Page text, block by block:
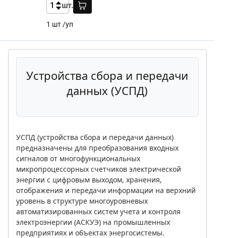
1 шт /уп
шт.
Устройства сбора и передачи
данных (УСПД)
УСПД (устройства сбора и передачи данных)
предназначены для преобразования входных
сигналов от многофункциональных
микропроцессорных счетчиков электрической
энергии с цифровым выходом, хранения,
отображения и передачи информации на верхний
уровень в структуре многоуровневых
автоматизированных систем учета и контроля
электроэнергии (АСКУЭ) на промышленных
предприятиях и объектах энергосистемы.